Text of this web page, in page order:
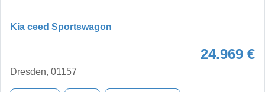
Kia ceed Sportswagon
24.969 €
Dresden, 01157